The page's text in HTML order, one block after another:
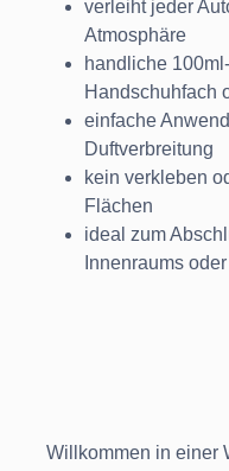
verleiht jeder
Atmosphäre
handliche
Handschuhfach
einfache
Duftverbreitung
kein verkleben
Flächen
ideal zum
Innenraums
Willkommen in einer